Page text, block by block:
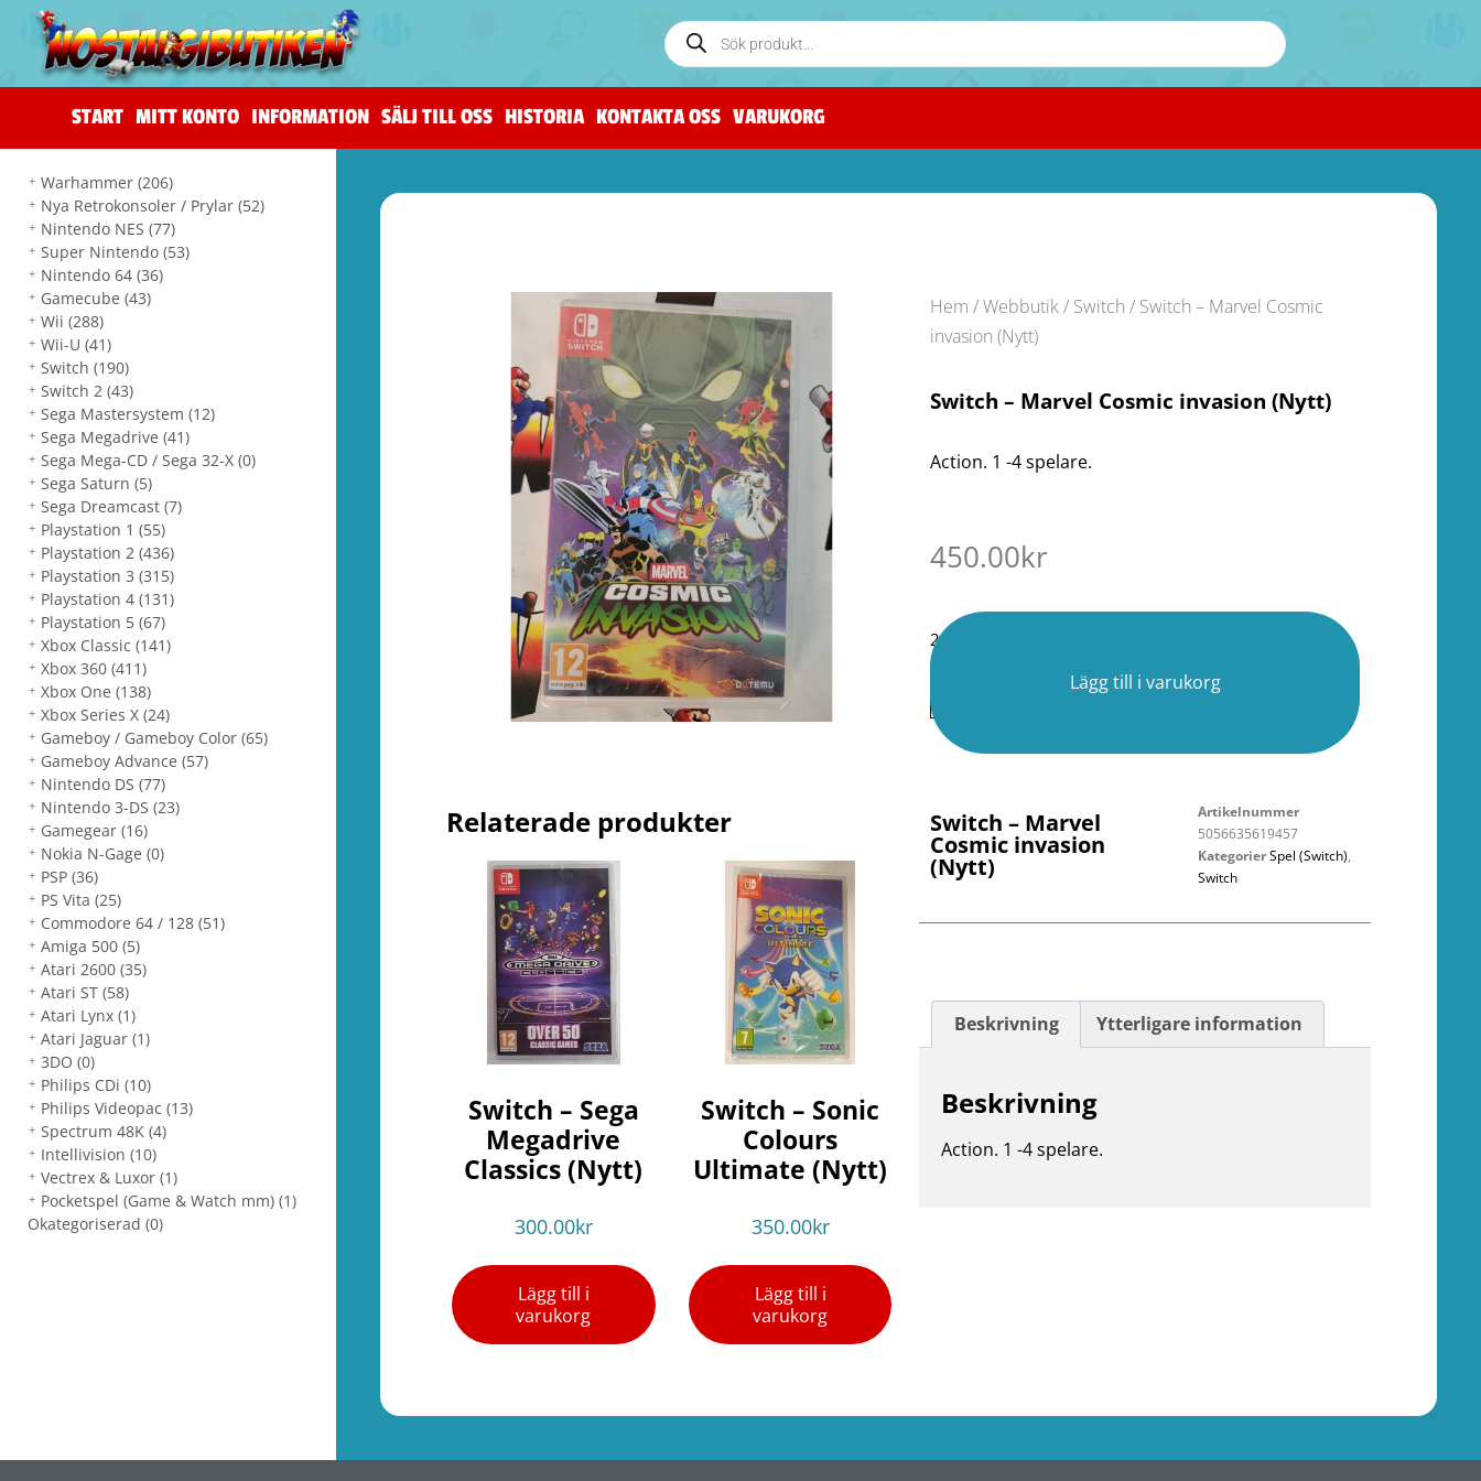
START MITT KONTO INFORMATION SÄLJ TILL OSS HISTORIA KONTAKTA OSS VARUKORG
Warhammer(206)
Nya Retrokonsoler / Prylar(52)
Nintendo NES(77)
Super Nintendo(53)
Nintendo 64(36)
Gamecube(43)
Wii(288)
Wii-U(41)
Switch(190)
Switch 2(43)
Sega Mastersystem(12)
Sega Megadrive(41)
Sega Mega-CD / Sega 32-X(0)
Sega Saturn(5)
Sega Dreamcast(7)
Playstation 1(55)
Playstation 2(436)
Playstation 3(315)
Playstation 4(131)
Playstation 5(67)
Xbox Classic(141)
Xbox 360(411)
Xbox One(138)
Xbox Series X(24)
Gameboy / Gameboy Color(65)
Gameboy Advance(57)
Nintendo DS(77)
Nintendo 3-DS(23)
Gamegear(16)
Nokia N-Gage(0)
PSP(36)
PS Vita(25)
Commodore 64 / 128(51)
Amiga 500(5)
Atari 2600(35)
Atari ST(58)
Atari Lynx(1)
Atari Jaguar(1)
3DO(0)
Philips CDi(10)
Philips Videopac(13)
Spectrum 48K(4)
Intellivision(10)
Vectrex & Luxor(1)
Pocketspel (Game & Watch mm)(1)
Okategoriserad (0)
Hem /Webbutik/ Switch / Switch – Marvel Cosmic
invasion (Nytt)
Switch – Marvel Cosmic invasion (Nytt)
Action. 1 -4 spelare.
450.00kr
2 i lager
Lägg till i varukorg
Relaterade produkter
Switch – Sega
Megadrive
Classics (Nytt)
300.00kr
Lägg till i
varukorg
Switch – Sonic
Colours
Ultimate (Nytt)
350.00kr
Lägg till i
varukorg
Switch – Marvel
Cosmic invasion
(Nytt)
Artikelnummer
5056635619457
KategorierSpel (Switch),
Switch
Beskrivning Ytterligare information
Beskrivning
Action. 1 -4 spelare.